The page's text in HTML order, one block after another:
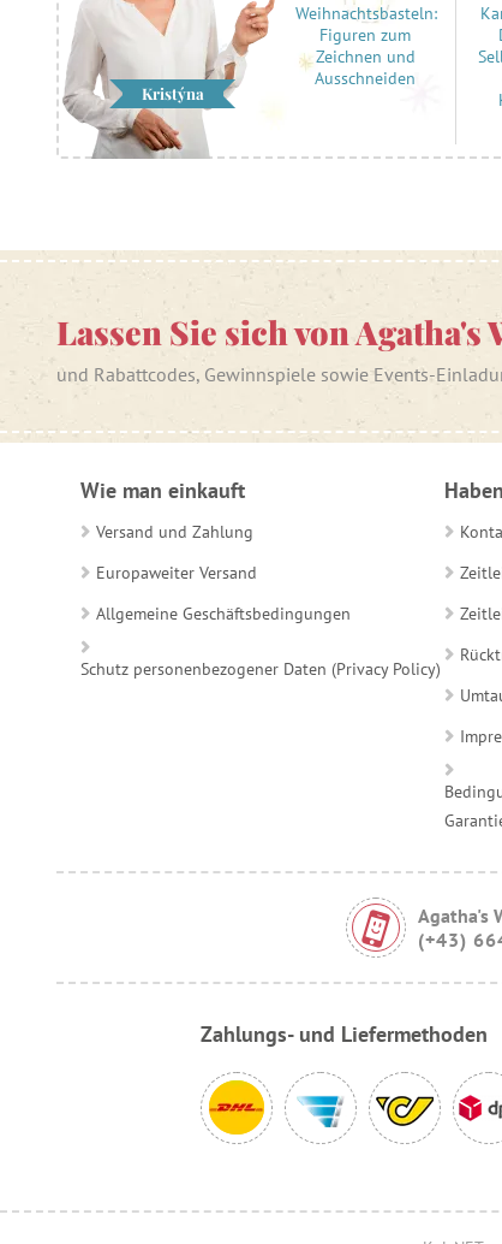
Kristýna
Weihnachtsbasteln:
Figuren zum
Zeichnen und
Ausschneiden
Lassen Sie sich von
und Rabattcodes, Gewinnspiele sowie Events-
Wie man einkauft
Versand und Zahlung
Europaweiter Versand
Allgemeine Geschäftsbedingungen
Schutz personenbezogener Daten (Privacy Policy)
Agatha's
(+43)
Zahlungs- und Liefermethoden